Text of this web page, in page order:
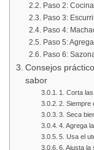
Paso 2:
Paso 3:
Paso 4:
Paso 5:
Paso 6:
Consejos
sabor
1. Corta
2. Siempre
3. Seca
4. Agrega
5. Usa el
6. Ajusta la